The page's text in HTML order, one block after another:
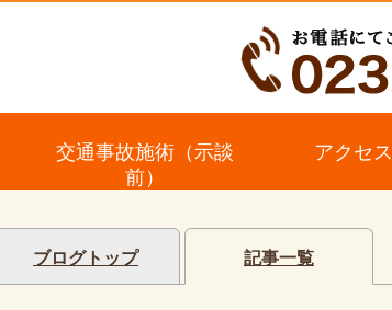
交通事故施術（示談
前）
アクセス
ブログトップ 記事一覧